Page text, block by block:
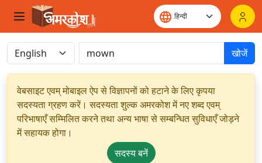
खोजें
वेबसाइट एवम् मोबाइल ऐप से विज्ञापनों को हटाने के लिए कृपया
सदस्यता ग्रहण करें। सदस्यता शुल्क अमरकोश में नए शब्द एवम्
परिभाषाएँ सम्मिलित करने तथा अन्य भाषा से सम्बन्धित सुविधाएँ जोड़ने
में सहायक होगा।
सदस्य बनें